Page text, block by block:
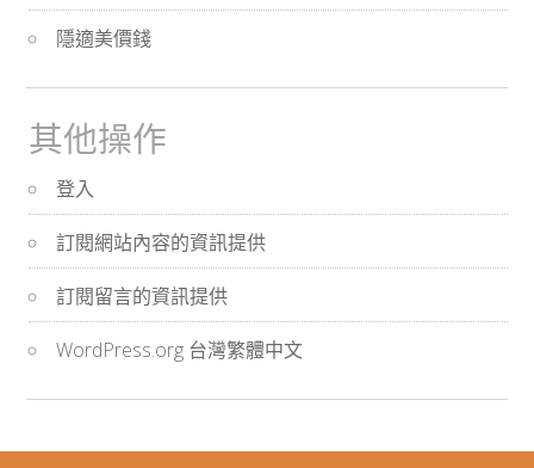
隱適美價錢
其他操作
登入
訂閱網站內容的資訊提供
訂閱留言的資訊提供
WordPress.org 台灣繁體中文